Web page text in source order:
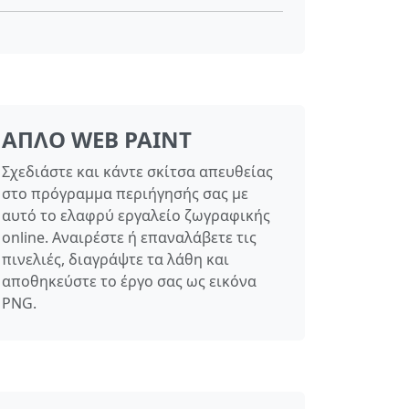
ΑΠΛΌ WEB PAINT
Σχεδιάστε και κάντε σκίτσα απευθείας
στο πρόγραμμα περιήγησής σας με
αυτό το ελαφρύ εργαλείο ζωγραφικής
online. Αναιρέστε ή επαναλάβετε τις
πινελιές, διαγράψτε τα λάθη και
αποθηκεύστε το έργο σας ως εικόνα
PNG.